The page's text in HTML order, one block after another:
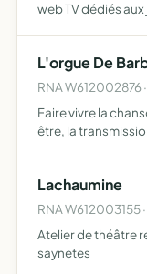
web TV dédiés
L'orgue De
RNA W612002876
Faire vivre la
être, la
Lachaumine
RNA W612003155
Atelier de théâtre
saynetes